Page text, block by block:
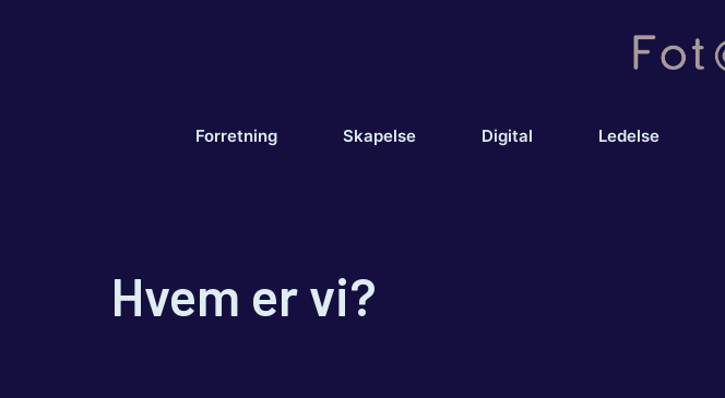
Forretning Skapelse Digital Ledelse
Hvem er vi?